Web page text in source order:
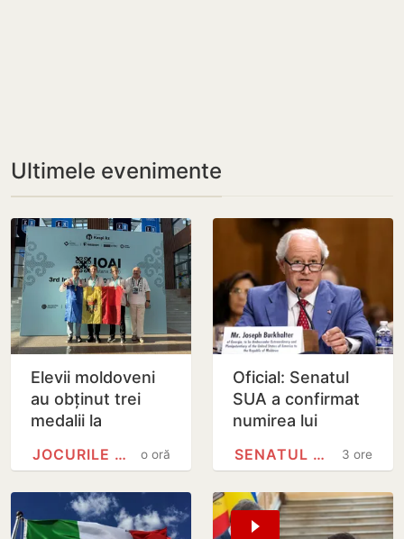
Ultimele evenimente
Elevii moldoveni
au obținut trei
medalii la
Internațională de
Artificială din…
o oră
JOCURILE OLIMPICE
Oficial: Senatul
SUA a confirmat
numirea lui
Burkhalter în
ambasador în
Republica…
3 ore
SENATUL SUA